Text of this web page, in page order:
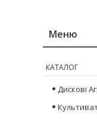
КАТАЛОГ
Дискові